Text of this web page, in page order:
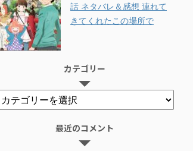
話 ネタバレ＆感想 連れて
きてくれたこの場所で
カテゴリー
最近のコメント